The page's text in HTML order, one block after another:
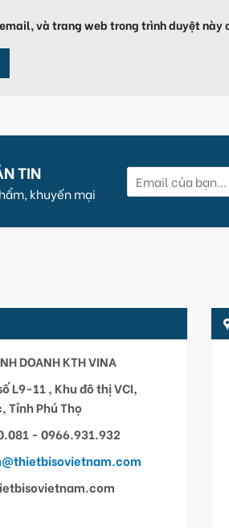
và trang web trong trình duyệt này
TIN
khuyến mại
DOANH KTH VINA
L9-11 , Khu đô thị VCI,
Tỉnh Phú Thọ
- 0966.931.932